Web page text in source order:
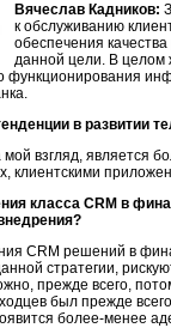
Вячеслав Кадников:
к обслуживанию
обеспечения
данной цели. В целом
функционирования
в развитии
взгляд, является
клиентскими
класса CRM в
CRM решений в
стратегии,
прежде всего,
был прежде
более-менее